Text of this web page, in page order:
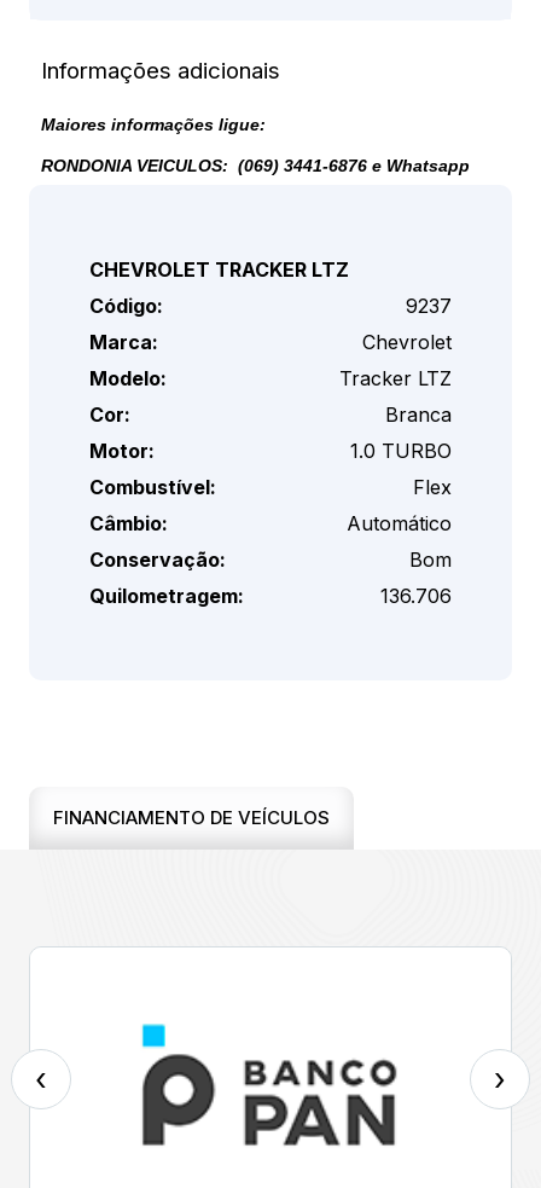
Informações adicionais
Maiores informações ligue:
RONDONIA VEICULOS: (069) 3441-6876 e Whatsapp
CHEVROLET TRACKER LTZ
Código:
9237
Marca:
Chevrolet
Modelo:
Tracker LTZ
Cor:
Branca
Motor:
1.0 TURBO
Combustível:
Flex
Câmbio:
Automático
Conservação:
Bom
Quilometragem:
136.706
FINANCIAMENTO DE VEÍCULOS
‹ ›